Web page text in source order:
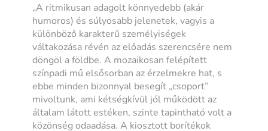
„A ritmikusan adagolt könnyedebb (akár
humoros) és súlyosabb jelenetek, vagyis a
különböző karakterű személyiségek
váltakozása révén az előadás szerencsére nem
döngöl a földbe. A mozaikosan felépített
színpadi mű elsősorban az érzelmekre hat, s
ebbe minden bizonnyal besegít „csoport”
mivoltunk, ami kétségkívül jól működött az
általam látott estéken, szinte tapintható volt a
közönség odaadása. A kiosztott borítékok